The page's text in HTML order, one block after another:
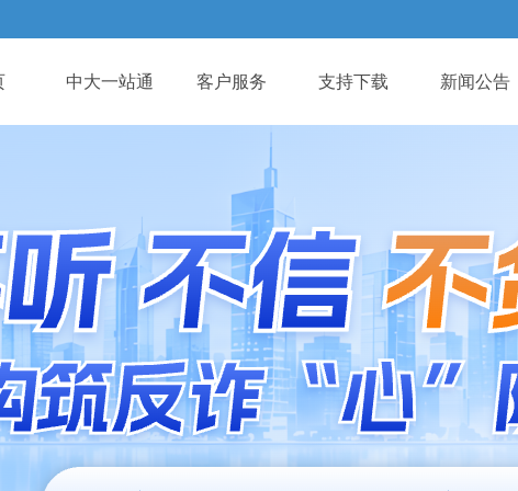
中大一站通 客户服务 支持下载 新闻公告